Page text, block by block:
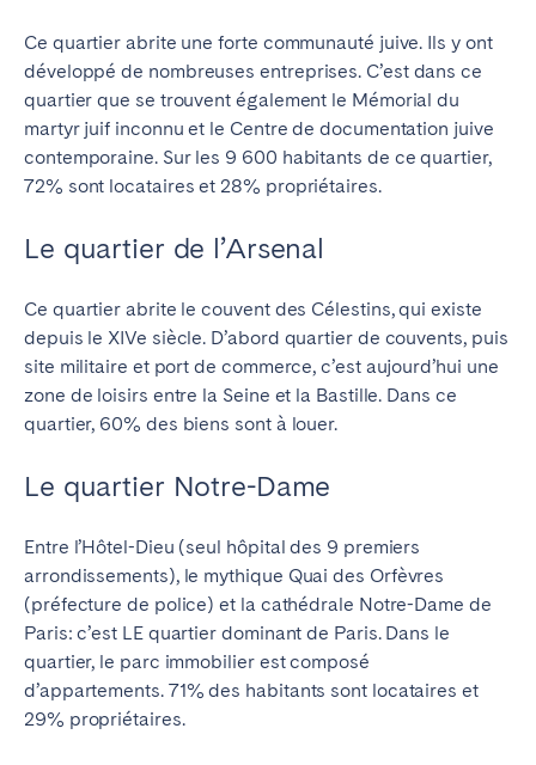
Ce quartier abrite une forte communauté juive. Ils y ont
développé de nombreuses entreprises. C’est dans ce
quartier que se trouvent également le Mémorial du
martyr juif inconnu et le Centre de documentation juive
contemporaine. Sur les 9 600 habitants de ce quartier,
72% sont locataires et 28% propriétaires.
Le quartier de l’Arsenal
Ce quartier abrite le couvent des Célestins, qui existe
depuis le XIVe siècle. D’abord quartier de couvents, puis
site militaire et port de commerce, c’est aujourd’hui une
zone de loisirs entre la Seine et la Bastille. Dans ce
quartier, 60% des biens sont à louer.
Le quartier Notre-Dame
Entre l’Hôtel-Dieu (seul hôpital des 9 premiers
arrondissements), le mythique Quai des Orfèvres
(préfecture de police) et la cathédrale Notre-Dame de
Paris: c’est LE quartier dominant de Paris. Dans le
quartier, le parc immobilier est composé
d’appartements. 71% des habitants sont locataires et
29% propriétaires.